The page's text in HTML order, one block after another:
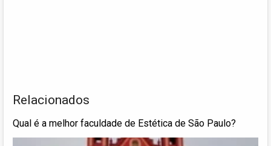
Relacionados
Qual é a melhor faculdade de Estética de São Paulo?